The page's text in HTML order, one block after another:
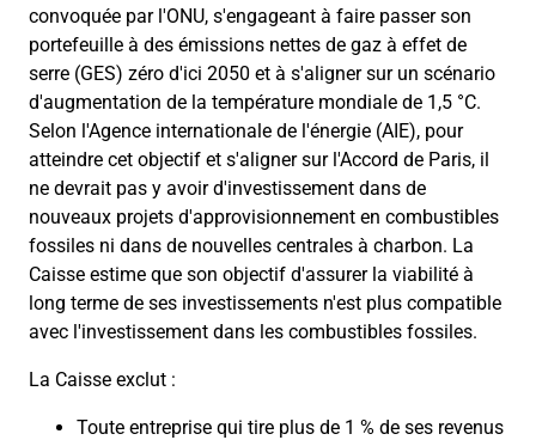
convoquée par l'ONU, s'engageant à faire passer son
portefeuille à des émissions nettes de gaz à effet de
serre (GES) zéro d'ici 2050 et à s'aligner sur un scénario
d'augmentation de la température mondiale de 1,5 °C.
Selon l'Agence internationale de l'énergie (AIE), pour
atteindre cet objectif et s'aligner sur l'Accord de Paris, il
ne devrait pas y avoir d'investissement dans de
nouveaux projets d'approvisionnement en combustibles
fossiles ni dans de nouvelles centrales à charbon. La
Caisse estime que son objectif d'assurer la viabilité à
long terme de ses investissements n'est plus compatible
avec l'investissement dans les combustibles fossiles.
La Caisse exclut :
Toute entreprise qui tire plus de 1 % de ses revenus